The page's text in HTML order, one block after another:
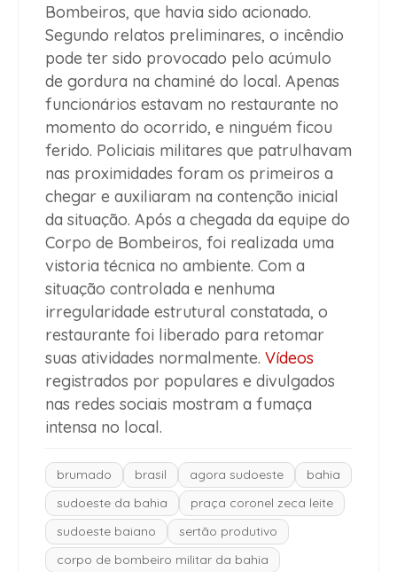
Bombeiros, que havia sido acionado.
Segundo relatos preliminares, o incêndio
pode ter sido provocado pelo acúmulo
de gordura na chaminé do local. Apenas
funcionários estavam no restaurante no
momento do ocorrido, e ninguém ficou
ferido. Policiais militares que patrulhavam
nas proximidades foram os primeiros a
chegar e auxiliaram na contenção inicial
da situação. Após a chegada da equipe do
Corpo de Bombeiros, foi realizada uma
vistoria técnica no ambiente. Com a
situação controlada e nenhuma
irregularidade estrutural constatada, o
restaurante foi liberado para retomar
suas atividades normalmente. Vídeos
registrados por populares e divulgados
nas redes sociais mostram a fumaça
intensa no local.
brumado brasil agora sudoeste
bahia
sudoeste da bahia
praça coronel zeca leite
sudoeste baiano
sertão produtivo
corpo de bombeiro militar da bahia